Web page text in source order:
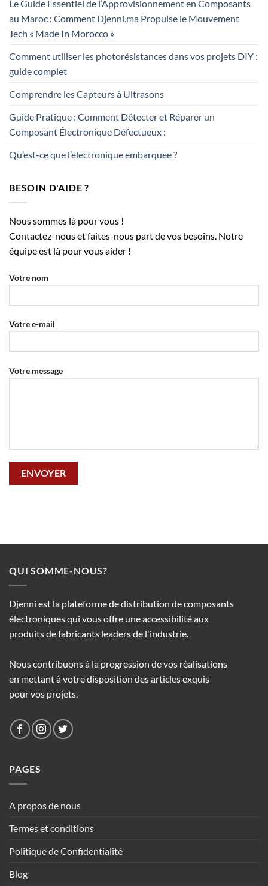
Le Guide Essentiel de l’Approvisionnement en Composants
au Maroc : Comment Djenni.ma Propulse le Mouvement
Tech « Made In Morocco »
Comment utiliser les photorésistances dans vos projets DIY :
guide complet
Comprendre les Capteurs à Ultrasons
Guide Pratique : Comment Détecter et Réparer un
Composant Électronique Défectueux :
Qu’est-ce que l’électronique embarquée ?
BESOIN D'AIDE ?
Nous sommes là pour vous !
Contactez-nous et faites-nous part de vos besoins. Notre
équipe est là pour vous aider !
Votre nom
Votre e-mail
Votre message
QUI SOMME-NOUS?
Djenni est la plateforme de distribution de composants
électroniques qui vous offre une accessibilité aux
produits de fabricants leaders de l'industrie.
Nous contribuons à la progression de vos réalisations
en mettant à votre disposition des articles exquis
pour vos projets.
PAGES
A propos de nous
Termes et conditions
Politique de Confidentialité
Blog